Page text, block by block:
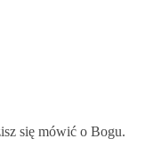
się mówić o Bogu.